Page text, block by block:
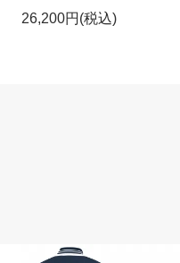
26,200円(税込)